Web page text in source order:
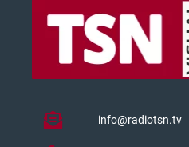
info@radiotsn.tv